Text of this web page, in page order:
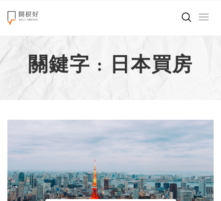
來點正能量
世界在想什麼
創造美好生活
職場商業經濟
關於我們
關鍵字 : 日本買房